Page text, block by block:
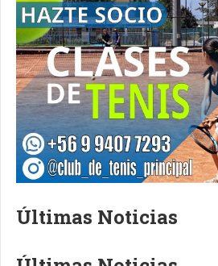
Últimas Noticias